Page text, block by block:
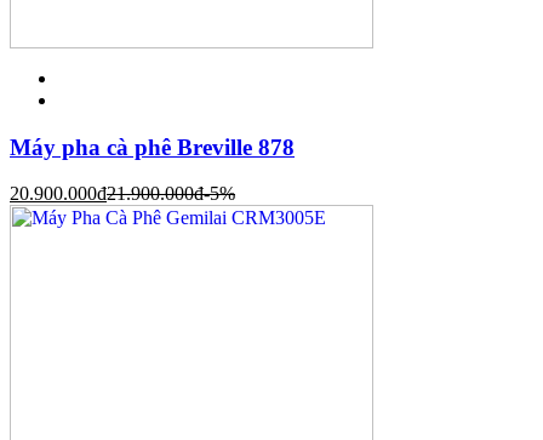
Máy pha cà phê Breville 878
20.900.000đ21.900.000đ-5%